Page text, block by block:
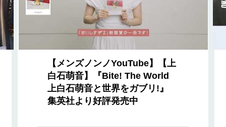
【メンズノンノYouTube】【上
白石萌音】『Bite! The World
上白石萌音と世界をガブリ!』
集英社より好評発売中